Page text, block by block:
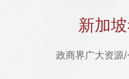
新加
政商界广大资源